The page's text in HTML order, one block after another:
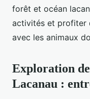
forêt et océan
activités et profiter
avec les animaux
Exploration
Lacanau :